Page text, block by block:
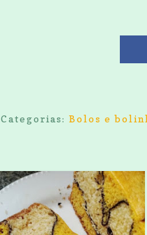
Categorias:Bolos e